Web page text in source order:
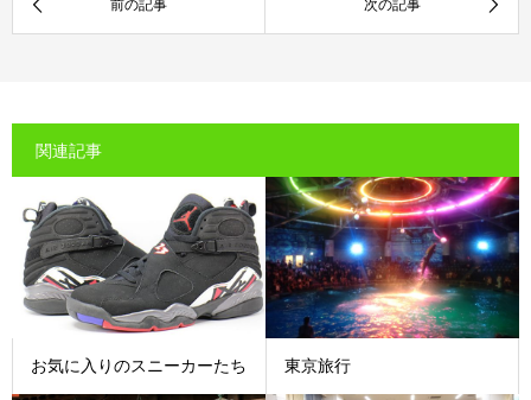
関連記事
お気に入りのスニーカーたち 東京旅行